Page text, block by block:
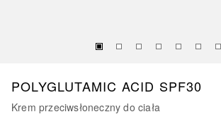
POLYGLUTAMIC ACID SPF30
Krem przeciwsłoneczny do ciała